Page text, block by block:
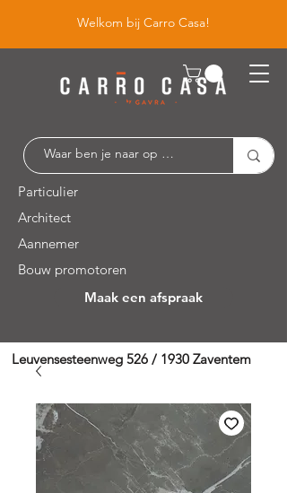
Welkom bij Carro Casa!
Particulier
Architect
Aannemer
Bouw promotoren
Maak een afspraak
Leuvensesteenweg 526 / 1930 Zaventem